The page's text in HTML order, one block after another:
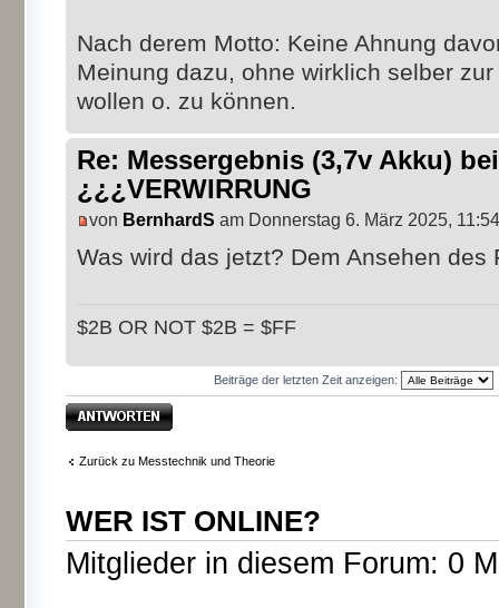
Nach derem Motto: Keine Ahnung
Meinung dazu, ohne wirklich selber
wollen o. zu können.
Re: Messergebnis (3,7v Akku)
¿¿¿VERWIRRUNG
von BernhardS am Donnerstag 6. März 2025, 11:54
Was wird das jetzt? Dem Ansehen des
$2B OR NOT $2B = $FF
Beiträge der letzten Zeit anzeigen:
Antwort erstellen
Zurück zu Messtechnik und Theorie
WER IST ONLINE?
Mitglieder in diesem Forum: 0